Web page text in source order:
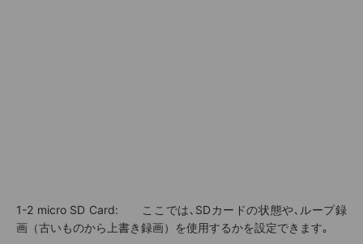
1-2 micro SD Card: ここでは､SDカードの状態や､ループ録
画（古いものから上書き録画）を使用するかを設定できます｡